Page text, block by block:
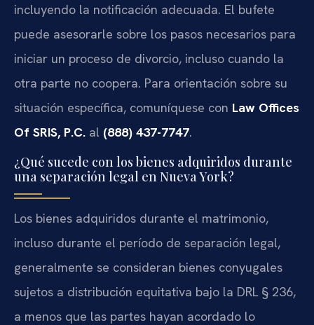
incluyendo la notificación adecuada. El bufete
puede asesorarle sobre los pasos necesarios para
iniciar un proceso de divorcio, incluso cuando la
otra parte no coopera. Para orientación sobre su
situación específica, comuníquese con Law Offices
Of SRIS, P.C. al (888) 437-7747.
¿Qué sucede con los bienes adquiridos durante
una separación legal en Nueva York?
Los bienes adquiridos durante el matrimonio,
incluso durante el período de separación legal,
generalmente se consideran bienes conyugales
sujetos a distribución equitativa bajo la DRL § 236,
a menos que las partes hayan acordado lo